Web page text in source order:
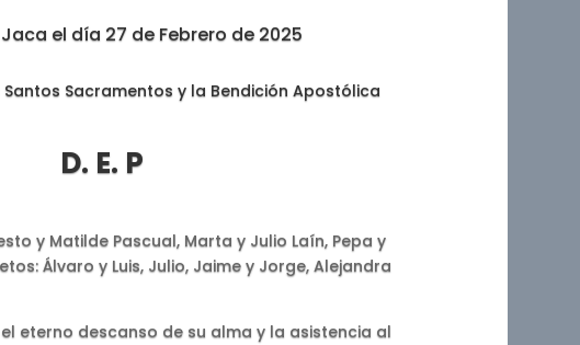
el día 27 de Febrero de 2025
Sacramentos y la Bendición Apostólica
D. E. P
y Matilde Pascual, Marta y Julio Laín, Pepa y
Álvaro y Luis, Julio, Jaime y Jorge, Alejandra
eterno descanso de su alma y la asistencia al